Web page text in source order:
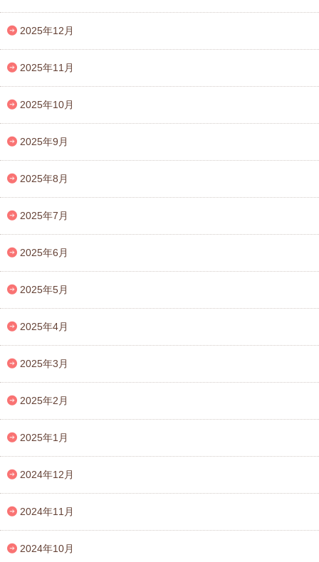
2025年12月
2025年11月
2025年10月
2025年9月
2025年8月
2025年7月
2025年6月
2025年5月
2025年4月
2025年3月
2025年2月
2025年1月
2024年12月
2024年11月
2024年10月